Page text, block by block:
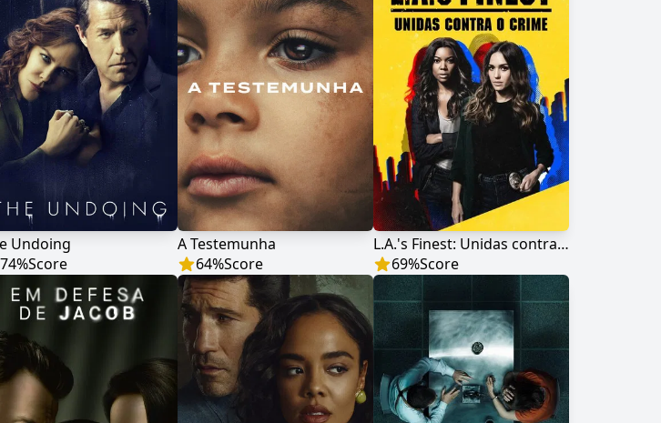
Undoing
74%Score
A Testemunha
64%Score
L.A.'s Finest: Unidas contra o Crime
69%Score